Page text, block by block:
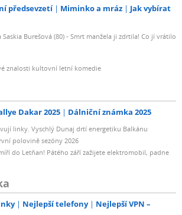
předsevzetí Miminko a mráz
Jak vybírat
Burešová (80) - Smrt manžela ji zdrtila! Co jí vrátilo
znalosti kultovní letní komedie
Dakar 2025 Dálniční známka 2025
linky. Vyschlý Dunaj drtí energetiku Balkánu
polovině sezóny 2026
do Letňan! Pátého září zažijete elektromobil, padne
Nejlepší telefony
Nejlepší VPN –